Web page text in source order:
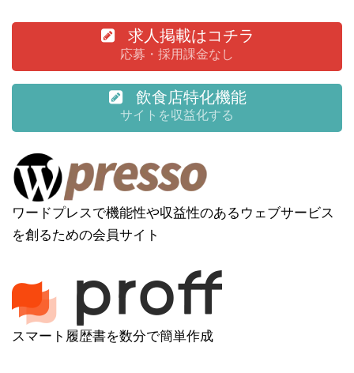
求人掲載はコチラ
応募・採用課金なし
飲食店特化機能
サイトを収益化する
ワードプレスで機能性や収益性のあるウェブサービス
を創るための会員サイト
スマート履歴書を数分で簡単作成